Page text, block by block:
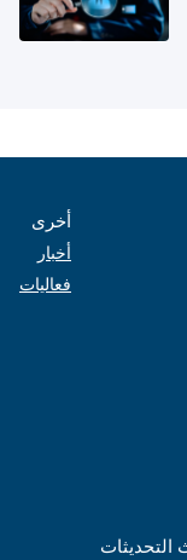
أخرى
أخبار
فعاليات